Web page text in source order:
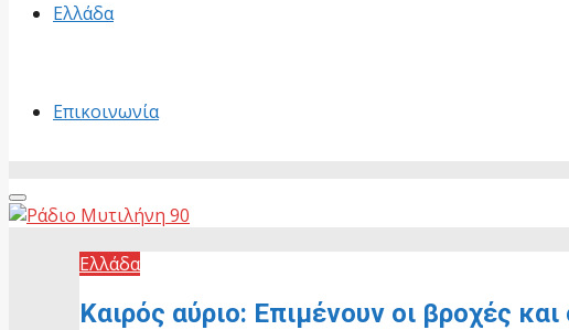
Ελλάδα
Επικοινωνία
Primary
Menu
Ελλάδα
Καιρός αύριο: Επιμένουν οι βροχές